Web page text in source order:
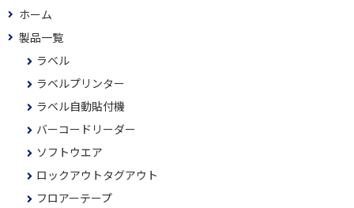
ホーム
製品一覧
ラベル
ラベルプリンター
ラベル自動貼付機
バーコードリーダー
ソフトウエア
ロックアウトタグアウト
フロアーテープ